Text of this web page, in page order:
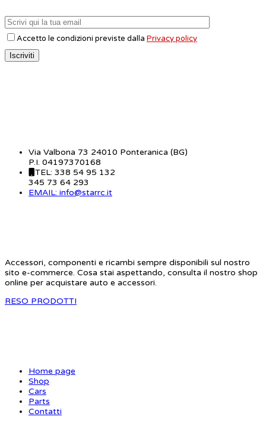
Accetto le condizioni previste dalla Privacy policy
Via Valbona 73 24010 Ponteranica (BG)
P.I. 04197370168
TEL: 338 54 95 132
345 73 64 293
EMAIL: info@starrc.it
Accessori, componenti e ricambi sempre disponibili sul nostro
sito e-commerce. Cosa stai aspettando, consulta il nostro shop
online per acquistare auto e accessori.
RESO PRODOTTI
Home page
Shop
Cars
Parts
Contatti